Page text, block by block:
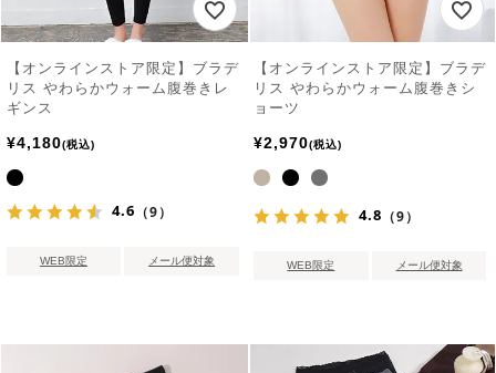
【オンラインストア限定】ブラデ
リス やわらかウォーム腹巻きレ
ギンス
¥4,180 税込
4.6 （9）
WEB限定 メール便対象
【オンラインストア限定】ブラデ
リス やわらかウォーム腹巻きシ
ョーツ
¥2,970 税込
4.8 （9）
WEB限定 メール便対象